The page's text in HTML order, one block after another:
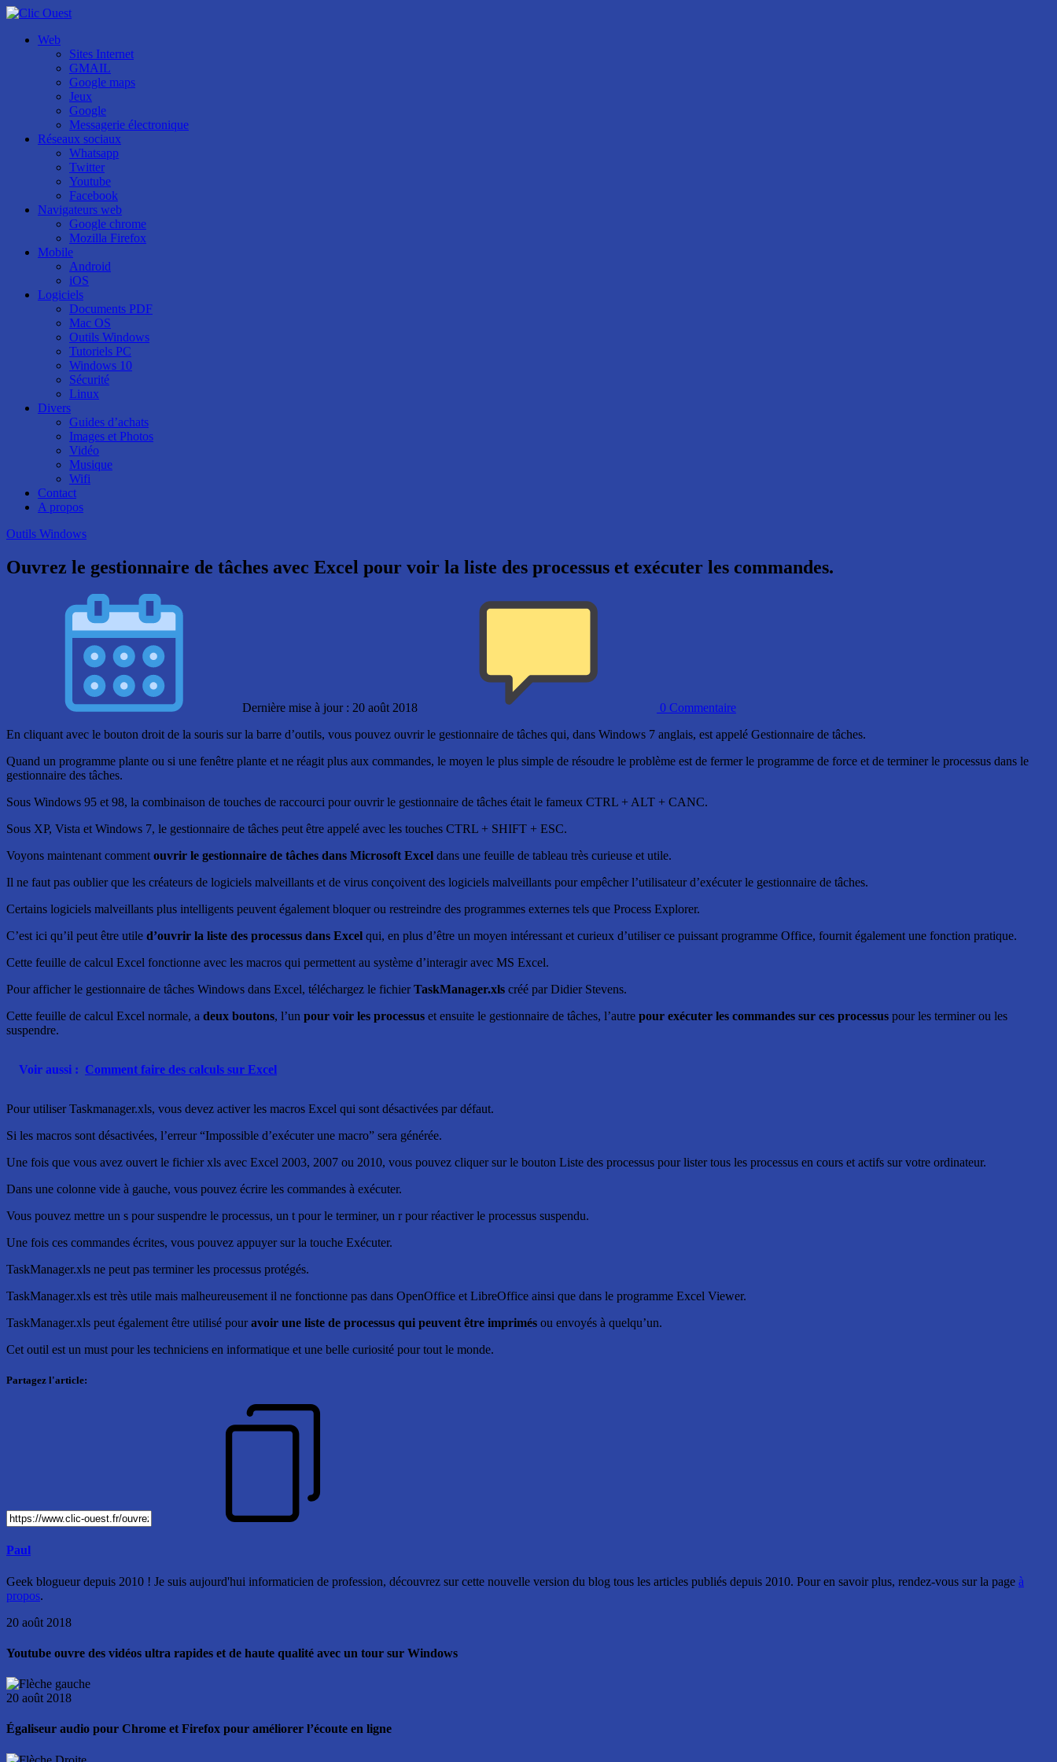
Web
Sites Internet
GMAIL
Google maps
Jeux
Google
Messagerie électronique
Réseaux sociaux
Whatsapp
Twitter
Youtube
Facebook
Navigateurs web
Google chrome
Mozilla Firefox
Mobile
Android
iOS
Logiciels
Documents PDF
Mac OS
Outils Windows
Tutoriels PC
Windows 10
Sécurité
Linux
Divers
Guides d’achats
Images et Photos
Vidéo
Musique
Wifi
Contact
A propos
Outils Windows
Ouvrez le gestionnaire de tâches avec Excel pour voir la liste des processus et exécuter les commandes.
Dernière mise à jour : 20 août 2018 0 Commentaire
En cliquant avec le bouton droit de la souris sur la barre d’outils, vous pouvez ouvrir le gestionnaire de tâches qui, dans Windows 7 anglais, est appelé Gestionnaire de tâches.
Quand un programme plante ou si une fenêtre plante et ne réagit plus aux commandes, le moyen le plus simple de résoudre le problème est de fermer le programme de force et de terminer le processus dans le
gestionnaire des tâches.
Sous Windows 95 et 98, la combinaison de touches de raccourci pour ouvrir le gestionnaire de tâches était le fameux CTRL + ALT + CANC.
Sous XP, Vista et Windows 7, le gestionnaire de tâches peut être appelé avec les touches CTRL + SHIFT + ESC.
Voyons maintenant comment ouvrir le gestionnaire de tâches dans Microsoft Excel dans une feuille de tableau très curieuse et utile.
Il ne faut pas oublier que les créateurs de logiciels malveillants et de virus conçoivent des logiciels malveillants pour empêcher l’utilisateur d’exécuter le gestionnaire de tâches.
Certains logiciels malveillants plus intelligents peuvent également bloquer ou restreindre des programmes externes tels que Process Explorer.
C’est ici qu’il peut être utile d’ouvrir la liste des processus dans Excel qui, en plus d’être un moyen intéressant et curieux d’utiliser ce puissant programme Office, fournit également une fonction pratique.
Cette feuille de calcul Excel fonctionne avec les macros qui permettent au système d’interagir avec MS Excel.
Pour afficher le gestionnaire de tâches Windows dans Excel, téléchargez le fichierTaskManager.xls créé par Didier Stevens.
Cette feuille de calcul Excel normale, a deux boutons, l’un pour voir les processus et ensuite le gestionnaire de tâches, l’autre pour exécuter les commandes sur ces processus pour les terminer ou les
suspendre.
Voir aussi : Comment faire des calculs sur Excel
Pour utiliser Taskmanager.xls, vous devez activer les macros Excel qui sont désactivées par défaut.
Si les macros sont désactivées, l’erreur “Impossible d’exécuter une macro” sera générée.
Une fois que vous avez ouvert le fichier xls avec Excel 2003, 2007 ou 2010, vous pouvez cliquer sur le bouton Liste des processus pour lister tous les processus en cours et actifs sur votre ordinateur.
Dans une colonne vide à gauche, vous pouvez écrire les commandes à exécuter.
Vous pouvez mettre un s pour suspendre le processus, un t pour le terminer, un r pour réactiver le processus suspendu.
Une fois ces commandes écrites, vous pouvez appuyer sur la touche Exécuter.
TaskManager.xls ne peut pas terminer les processus protégés.
TaskManager.xls est très utile mais malheureusement il ne fonctionne pas dans OpenOffice et LibreOffice ainsi que dans le programme Excel Viewer.
TaskManager.xls peut également être utilisé pouravoir une liste de processus qui peuvent être imprimés ou envoyés à quelqu’un.
Cet outil est un must pour les techniciens en informatique et une belle curiosité pour tout le monde.
Partagez l'article:
Paul
Geek blogueur depuis 2010 ! Je suis aujourd'hui informaticien de profession, découvrez sur cette nouvelle version du blog tous les articles publiés depuis 2010. Pour en savoir plus, rendez-vous sur la page à
propos.
20 août 2018
Youtube ouvre des vidéos ultra rapides et de haute qualité avec un tour sur Windows
20 août 2018
Égaliseur audio pour Chrome et Firefox pour améliorer l’écoute en ligne